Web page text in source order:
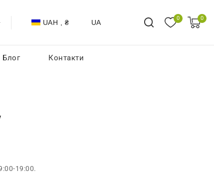
UAH , ₴ UA 0 0
Блог Контакти
19:00.